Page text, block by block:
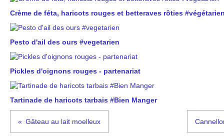
Crème de féta, haricots rouges et betteraves rôties
Pesto d'ail des ours #vegetarien
Pickles d'oignons rouges - partenariat
Tartinade de haricots tarbais #Bien Manger
Gâteau au lait moelleux